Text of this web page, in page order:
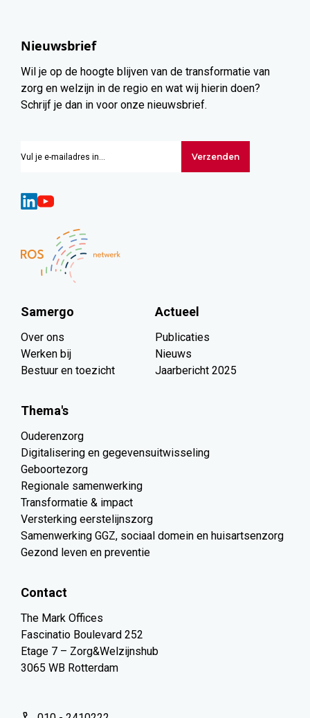
Samergo
Over ons
Werken bij
Bestuur en toezicht
Actueel
Publicaties
Nieuws
Jaarbericht 2025
Thema's
Ouderenzorg
Digitalisering en gegevensuitwisseling
Geboortezorg
Regionale samenwerking
Transformatie & impact
Versterking eerstelijnszorg
Samenwerking GGZ, sociaal domein en huisartsenzorg
Gezond leven en preventie
Contact
The Mark Offices
Fascinatio Boulevard 252
Etage 7 – Zorg&Welzijnshub
3065 WB Rotterdam
Nieuwsbrief
Wil je op de hoogte blijven van de transformatie van
zorg en welzijn in de regio en wat wij hierin doen?
Schrijf je dan in voor onze nieuwsbrief.
Verzenden